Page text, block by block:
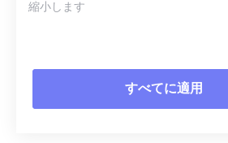
縮小します
すべてに適用